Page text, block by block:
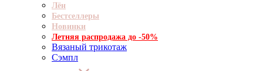
Лён
Бестселлеры
Новинки
Летняя распродажа до -50%
Вязаный трикотаж
Сэмпл